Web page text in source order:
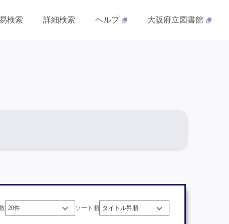
検索 詳細検索 ヘルプ 大阪府立図書館
ソート順